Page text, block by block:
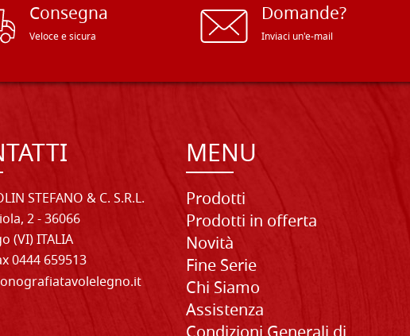
Consegna
Veloce e sicura
Domande?
Inviaci un'e-mail
STEFANO & C. S.R.L.
2 - 36066
(VI) ITALIA
0444 659513
MENU
Prodotti
Prodotti in offerta
Novità
Fine Serie
Chi Siamo
Assistenza